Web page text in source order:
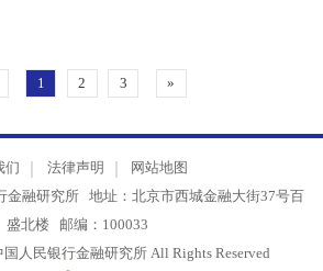
89期）。金融研究所基础理论研究室助理研究员付昊东
1 2 3 »